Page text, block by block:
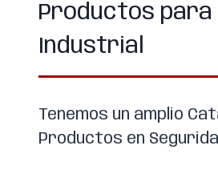
Productos para
Industrial
Tenemos un amplio
Productos en